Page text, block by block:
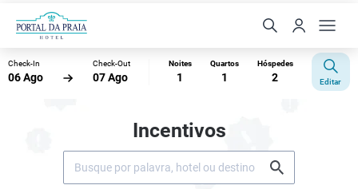
Check-In
06 Ago
Check-Out
07 Ago
Noites
1
Quartos
1
Hóspedes
2 Editar
Incentivos